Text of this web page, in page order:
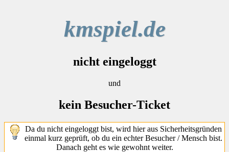
kmspiel.de
nicht eingeloggt
und
kein Besucher-Ticket
Da du nicht eingeloggt bist, wird hier aus Sicherheitsgründen
einmal kurz geprüft, ob du ein echter Besucher / Mensch bist.
Danach geht es wie gewohnt weiter.